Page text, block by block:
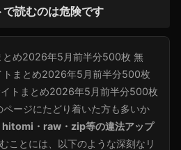
読むのは危険です
とめ2026年5月前半分500枚 無
トまとめ2026年5月前半分500枚
トまとめ2026年5月前半分500枚
ージにたどり着いた方も多いか
hitomi・raw・zip等の違法アップ
ことには、以下のような深刻なリ